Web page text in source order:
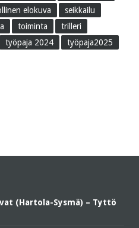
elokuva
seikkailu
toiminta
trilleri
työpaja 2024
työpaja2025
(Hartola-Sysmä) – Tyttö